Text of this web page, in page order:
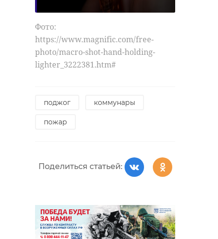
Фото:
https://www.magnific.com/free-
photo/macro-shot-hand-holding-
lighter_3222381.htm#
поджог коммунары
пожар
Поделиться статьей: